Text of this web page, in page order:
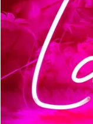
I
L
S